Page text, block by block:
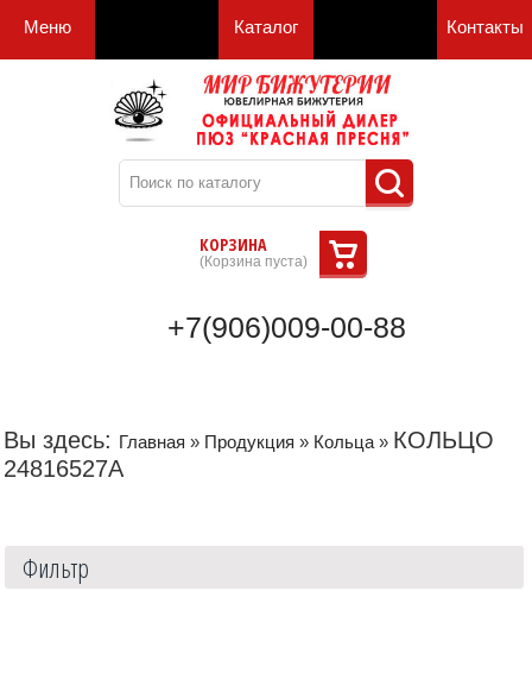
Меню Каталог Контакты
КОРЗИНА
(Корзина пуста)
+7(906)009-00-88
Вы здесь: Главная » Продукция » Кольца » КОЛЬЦО
24816527А
Фильтр